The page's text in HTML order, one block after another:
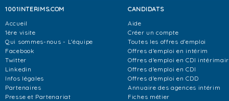
1001INTERIMS.COM
Accueil
1ère visite
Qui sommes-nous - L'équipe
Facebook
Twitter
Linkedin
Infos légales
Partenaires
Presse et Partenariat
CANDIDATS
Aide
Créer un compte
Toutes les offres d'emploi
Offres d'emploi en intérim
Offres d'emploi en CDI
Offres d'emploi en CDI
Offres d'emploi en CDD
Annuaire des agences intérim
Fiches métier